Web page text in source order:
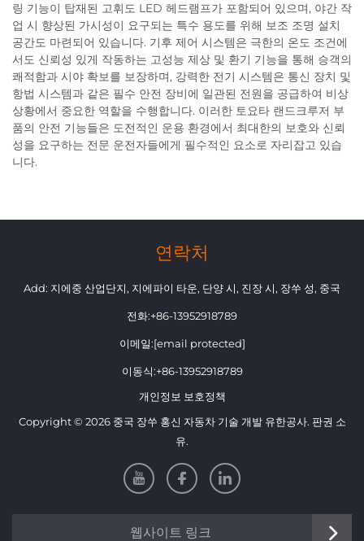
링 기능이 탑재된 고휘도 LED 헤드램프가 포함되어 있으며, 야간 작
업 시 향상된 가시성이 요구되는 특수 용도를 위해 보조 조명 설치
공간도 마련되어 있습니다. 기후 제어 시스템은 극한의 온도 조건에
서도 신뢰성 있게 작동하는 고성능 제상 및 환기 기능을 통해 승객의
쾌적함과 시야 확보를 보장하며, 강력한 전기 시스템은 통신 장치 및
항법 시스템과 같은 필수 안전 장비에 일관된 전원을 공급하여 비상
상황에서 중요한 역할을 수행합니다. 이러한 토요타 랜드크루저 부
품의 안전 기능들은 도전적인 운용 환경에서 최대한의 보호와 신뢰
성을 요구하는 전문 운전자들에게 필수적인 요소로 자리잡고 있습
니다.
연락처
Add: 지에중 산업단지, 지에파이 타운, 단양 시, 진장 시, 장쑤 성, 중국
전화:+86-13952918789
이메일:[email protected]
이동식:+86-13952918789
개인정보 보호정책
Copyright © 2026 중국 장쑤 홍신 자동차 기술 개발 유한공사. 판권 소
유.
웹사이트 링크